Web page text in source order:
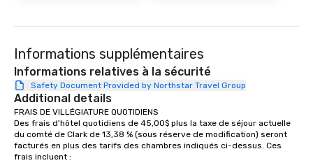
a typical sit-down
walking in between,
down at each venue
traverse along the
Informations supplémentaires
Informations relatives à la sécurité
Safety Document Provided by Northstar Travel Group
Additional details
FRAIS DE VILLÉGIATURE QUOTIDIENS
Des frais d'hôtel quotidiens de 45,00$ plus la taxe de séjour actuelle
du comté de Clark de 13,38 % (sous réserve de modification) seront
facturés en plus des tarifs des chambres indiqués ci-dessus. Ces
frais incluent :